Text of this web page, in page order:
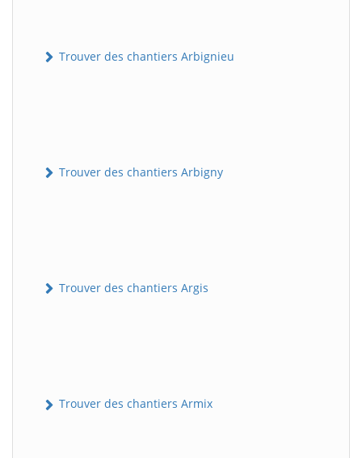
Trouver des chantiers Arbignieu
Trouver des chantiers Arbigny
Trouver des chantiers Argis
Trouver des chantiers Armix